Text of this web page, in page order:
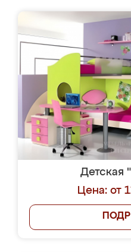
Детская
Цена: от